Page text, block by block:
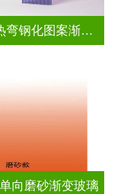
幻彩热弯钢化图案渐变玻璃
向磨砂渐变玻璃